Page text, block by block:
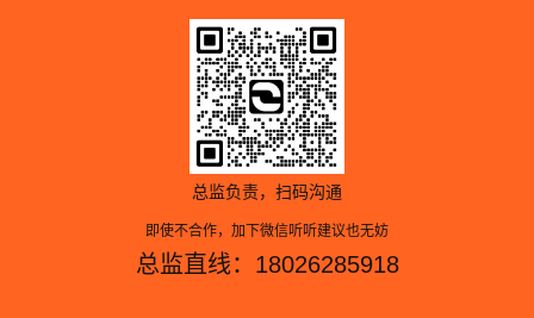
总监负责，扫码沟通
即使不合作，加下微信听听建议也无妨
总监直线：18026285918